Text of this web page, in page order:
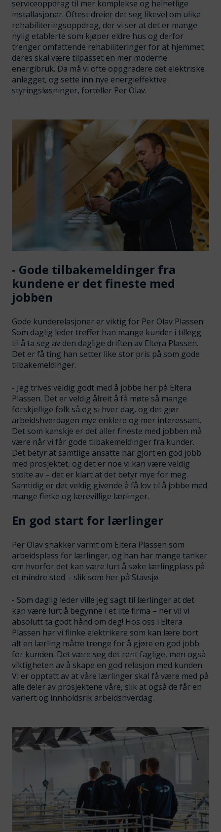
serviceoppdrag til mer komplekse og helhetlige
installasjoner. Oftest dreier det seg likevel om ulike
rehabiliteringsoppdrag, der vi ser at det er mange
nylig etablerte som kjøper eldre hus og derfor
trenger omfattende rehabiliteringer for at hjemmet
deres skal være tilpasset en mer moderne
energibruk. Da må vi ofte oppgradere det elektriske
anlegget, og sette inn nye energieffektive
styringsløsninger, forteller Per Olav.
- Gode tilbakemeldinger fra
kundene er det fineste med
jobben
Gode kunderelasjoner er viktig for Per Olav Plassen.
Som daglig leder treffer han mange kunder i tillegg
til å ta seg av den daglige driften av Eltera Plassen.
Det er få ting han setter like stor pris på som gode
tilbakemeldinger.
- Jeg trives veldig godt med å jobbe her på Eltera
Plassen. Det er veldig ålreit å få møte så mange
forskjellige folk så og si hver dag, og det gjør
arbeidshverdagen mye enklere og mer interessant.
Det som kanskje er det aller fineste med jobben må
være når vi får gode tilbakemeldinger fra kunder.
Det betyr at samtlige ansatte har gjort en god jobb
med prosjektet, og det er noe vi kan være veldig
stolte av – det er klart at det betyr mye for meg.
Samtidig er det veldig givende å få lov til å jobbe med
mange flinke og lærevillige lærlinger.
En god start for lærlinger
Per Olav snakker varmt om Eltera Plassen som
arbeidsplass for lærlinger, og han har mange tanker
om hvorfor det kan være lurt å søke lærlingplass på
et mindre sted – slik som her på Stavsjø.
- Som daglig leder ville jeg sagt til lærlinger at det
kan være lurt å begynne i et lite firma – her vil vi
absolutt ta godt hånd om deg! Hos oss i Eltera
Plassen har vi flinke elektrikere som kan lære bort
alt en lærling måtte trenge for å gjøre en god jobb
for kunden. Det være seg det rent faglige, men også
viktigheten av å skape en god relasjon med kunden.
Vi er opptatt av at våre lærlinger skal få være med på
alle deler av prosjektene våre, slik at også de får en
variert og innholdsrik arbeidshverdag.